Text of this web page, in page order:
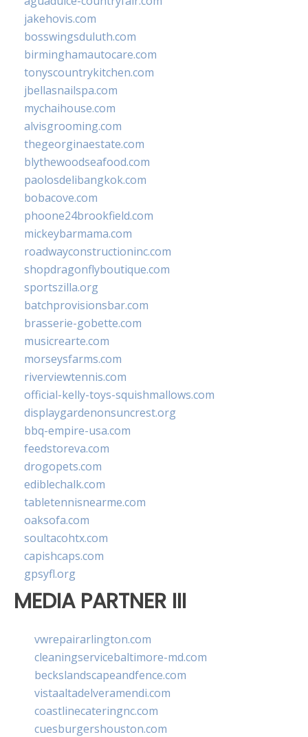
jakehovis.com
bosswingsduluth.com
birminghamautocare.com
tonyscountrykitchen.com
jbellasnailspa.com
mychaihouse.com
alvisgrooming.com
thegeorginaestate.com
blythewoodseafood.com
paolosdelibangkok.com
bobacove.com
phoone24brookfield.com
mickeybarmama.com
roadwayconstructioninc.com
shopdragonflyboutique.com
sportszilla.org
batchprovisionsbar.com
brasserie-gobette.com
musicrearte.com
morseysfarms.com
riverviewtennis.com
official-kelly-toys-squishmallows.com
displaygardenonsuncrest.org
bbq-empire-usa.com
feedstoreva.com
drogopets.com
ediblechalk.com
tabletennisnearme.com
oaksofa.com
soultacohtx.com
capishcaps.com
gpsyfl.org
MEDIA PARTNER III
vwrepairarlington.com
cleaningservicebaltimore-md.com
beckslandscapeandfence.com
vistaaltadelveramendi.com
coastlinecateringnc.com
cuesburgershouston.com